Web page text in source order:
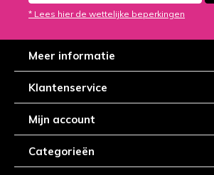
* Lees hier de wettelijke beperkingen
Meer informatie
Klantenservice
Mijn account
Categorieën